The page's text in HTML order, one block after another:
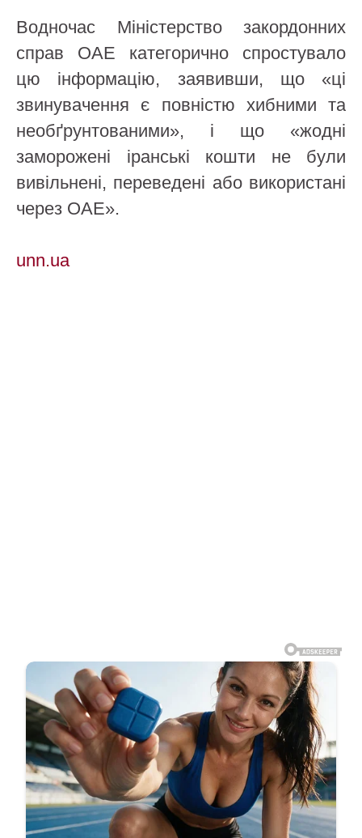
Водночас Міністерство закордонних
справ ОАЕ категорично спростувало
цю інформацію, заявивши, що «ці
звинувачення є повністю хибними та
необґрунтованими», і що «жодні
заморожені іранські кошти не були
вивільнені, переведені або використані
через ОАЕ».
unn.ua